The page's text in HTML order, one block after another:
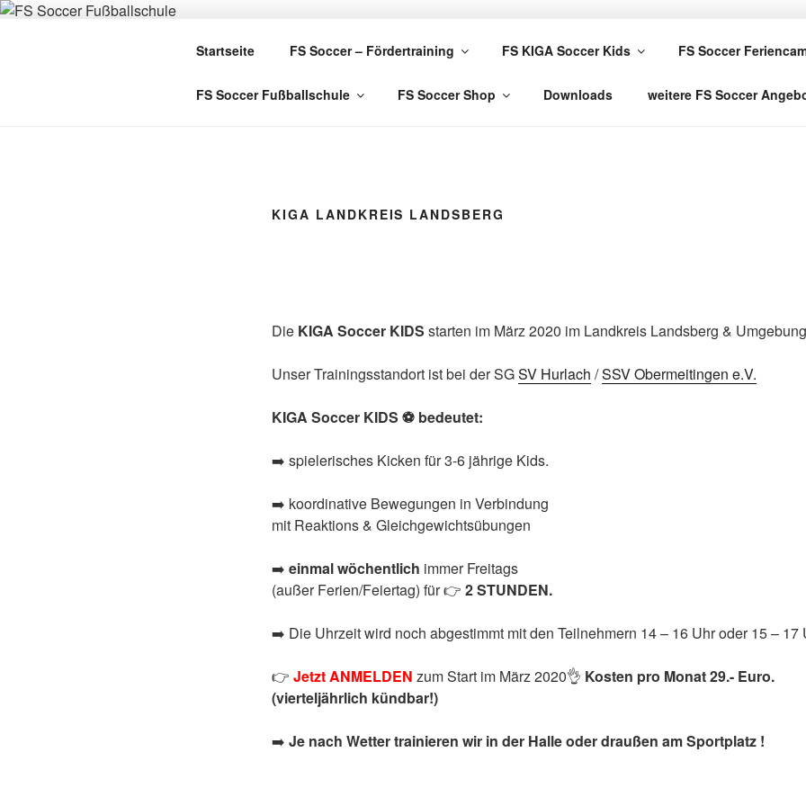
Zum
FS SOCCER FUSSBALLSCHULE
Startseite FS Soccer – Fördertraining FS KIGA Soccer Kids FS Soccer
FS Soccer Fußballschule FS Soccer Shop Downloads weitere FS Soccer
KIGA LANDKREIS LANDSBERG
Die KIGA Soccer KIDS starten im März 2020 im Landkreis Landsberg &
Unser Trainingsstandort ist bei der SGSV Hurlach /SSV Obermeitingen e.V.
KIGA Soccer KIDS ⚽️ bedeutet:
➡️ spielerisches Kicken für 3-6 jährige Kids.
➡️ koordinative Bewegungen in Verbindung
mit Reaktions & Gleichgewichtsübungen
➡️ einmal wöchentlich immer Freitags
(außer Ferien/Feiertag) für👉 2 STUNDEN.
➡️ Die Uhrzeit wird noch abgestimmt mit den Teilnehmern 14 – 16 Uhr oder 15 – 17
👉 Jetzt ANMELDEN zum Start im März 2020👌 Kosten pro Monat 29.- Euro.
(vierteljährlich kündbar!)
➡️ Je nach Wetter trainieren wir in der Halle oder draußen am Sportplatz !